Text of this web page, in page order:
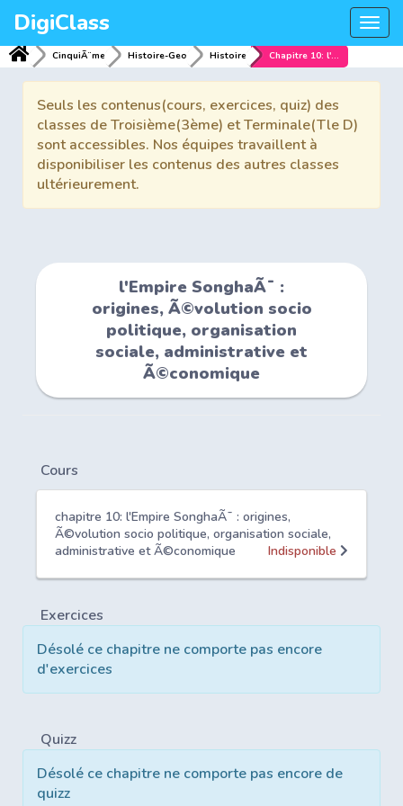
DigiClass
CinquiÃ¨me Histoire-Geo Histoire Chapitre 10: l'Empire SonghaÃ¯ : origines, Ã©volution socio politique, organisation sociale, administrative et Ã©conomique
Seuls les contenus(cours, exercices, quiz) des
classes de Troisième(3ème) et Terminale(Tle D)
sont accessibles. Nos équipes travaillent à
disponibiliser les contenus des autres classes
ultérieurement.
l'Empire SonghaÃ¯ :
origines, Ã©volution socio
politique, organisation
sociale, administrative et
Ã©conomique
Cours
chapitre 10: l'Empire SonghaÃ¯ : origines,
Ã©volution socio politique, organisation sociale,
administrative et Ã©conomique
Indisponible
Exercices
Désolé ce chapitre ne comporte pas encore
d'exercices
Quizz
Désolé ce chapitre ne comporte pas encore de
quizz